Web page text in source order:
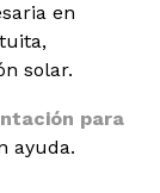
en
solar.
para
ayuda.